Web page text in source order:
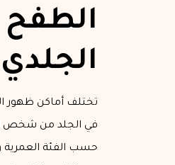
الطفح
تختلف أماكن ظهور
في الجلد من شخص
حسب الفئة العمرية